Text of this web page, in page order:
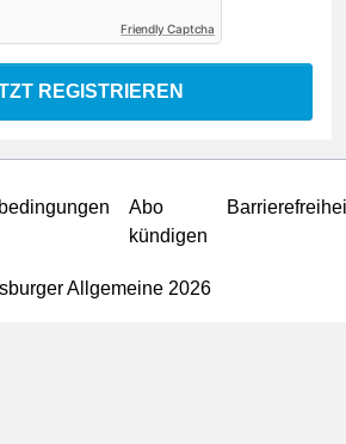
Friendly Captcha
REGISTRIEREN
Abo
kündigen
Allgemeine 2026